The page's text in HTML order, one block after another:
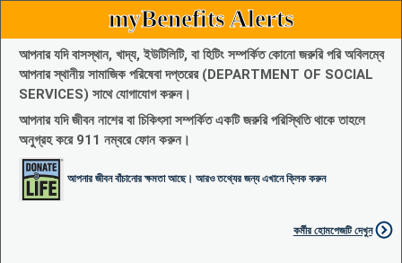
myBenefits Alerts
আপনার যদি বাসস্থান, খাদ্য, ইউটিলিটি, বা হিটিং সম্পর্কিত কোনো জরুরি পরি অবিলম্বে
আপনার স্থানীয় সামাজিক পরিষেবা দপ্তরের (DEPARTMENT OF SOCIAL
SERVICES) সাথে যোগাযোগ করুন।
আপনার যদি জীবন নাশের বা চিকিৎসা সম্পর্কিত একটি জরুরি পরিস্থিতি থাকে তাহলে
অনুগ্রহ করে 911 নম্বরে ফোন করুন।
আপনার জীবন বাঁচানোর ক্ষমতা আছে। আরও তথ্যের জন্য এখানে ক্লিক করুন
কর্মীর হোমপেজটি দেখুন